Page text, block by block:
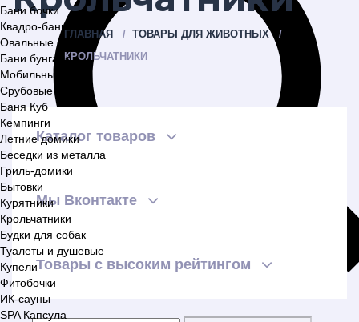
Бани бочки
Квадро-бани
Овальные бани
Бани бунгало
Мобильные бани
Срубовые бани
Баня Куб
Кемпинги
Летние домики
Беседки из металла
Гриль-домики
Бытовки
Курятники
Крольчатники
Будки для собак
Туалеты и душевые
Купели
Фитобочки
ИК-сауны
SPA Капсула
ГЛАВНАЯ
ТОВАРЫ ДЛЯ ЖИВОТНЫХ
КРОЛЬЧАТНИКИ
Каталог товаров
Мы Вконтакте
Товары с высоким рейтингом